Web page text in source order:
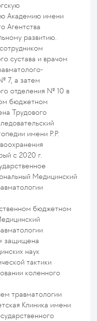
Академию имени
Агентства
развитию.
сустава и врачом
7, а затем
отделения № 10 в
бюджетном
Трудового
имени Р.Р.
с 2020 г.
Медицинский
бюджетном
защищена
наук
тактики
коленного
травматологии
Клиника имени